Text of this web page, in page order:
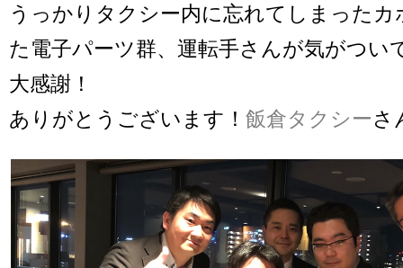
うっかりタクシー内に忘れてしまったカ
た電子パーツ群、運転手さんが気がつい
大感謝！
ありがとうございます！ 飯倉タクシーさ